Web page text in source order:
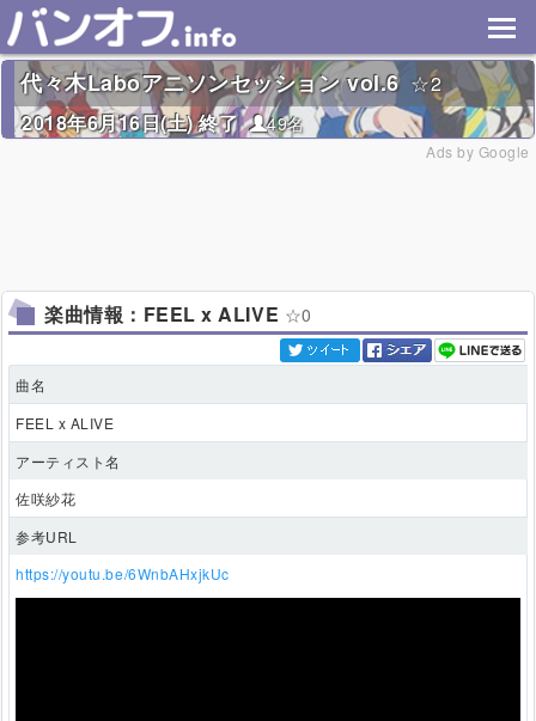
代々木Laboアニソンセッション vol.6
2
2018年6月16日(土) 終了
49名
Ads by Google
楽曲情報：FEEL x ALIVE 0
曲名
FEEL x ALIVE
アーティスト名
佐咲紗花
参考URL
https://youtu.be/6WnbAHxjkUc